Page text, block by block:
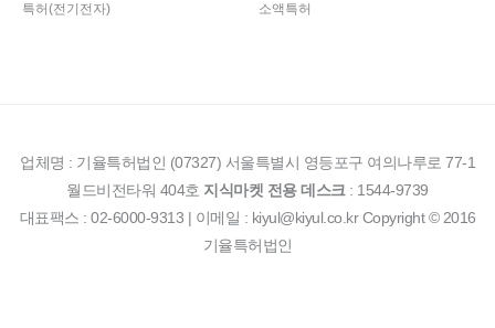
특허(전기전자) 소액특허
업체명 : 기율특허법인 (07327) 서울특별시 영등포구 여의나루로 77-1
월드비전타워 404호 지식마켓 전용 데스크: 1544-9739
대표팩스 : 02-6000-9313 | 이메일 : kiyul@kiyul.co.kr Copyright © 2016
기율특허법인